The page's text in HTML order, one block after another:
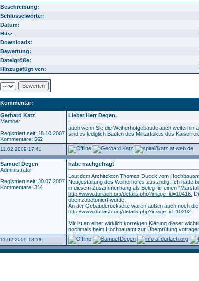
Beschreibung:
Schlüsselwörter:
Datum:
Hits:
Downloads:
Bewertung:
Dateigröße:
Hinzugefügt von:
Kommentar:
Gerhard Katz
Member
Registriert seit: 18.10.2007
Kommentare: 562
Lieber Herr Degen,
auch wenn Sie die Weiherhofgebäude auch weiterhin
sind es lediglich Bauten des Militärfiskus des
11.02.2009 17:41
Samuel Degen
Administrator
Registriert seit: 30.07.2007
Kommentare: 314
habe nachgefragt
Laut dem Architekten Thomas Dueck vom
Neugestaltung des Weiherhofes zuständig. Ich hatte
in diesem Zusammenhang als Beleg für einen
http://www.durlach.org/details.php?image_id=10416.
oben zubetoniert wurde.
An der Gebäuderückseite waren außen auch noch
http://www.durlach.org/details.php?image_id=10262
Mir ist an einer wirklich korrekten Klärung dieser
nochmals beim Hochbauamt zur Überprüfung
11.02.2009 18:19